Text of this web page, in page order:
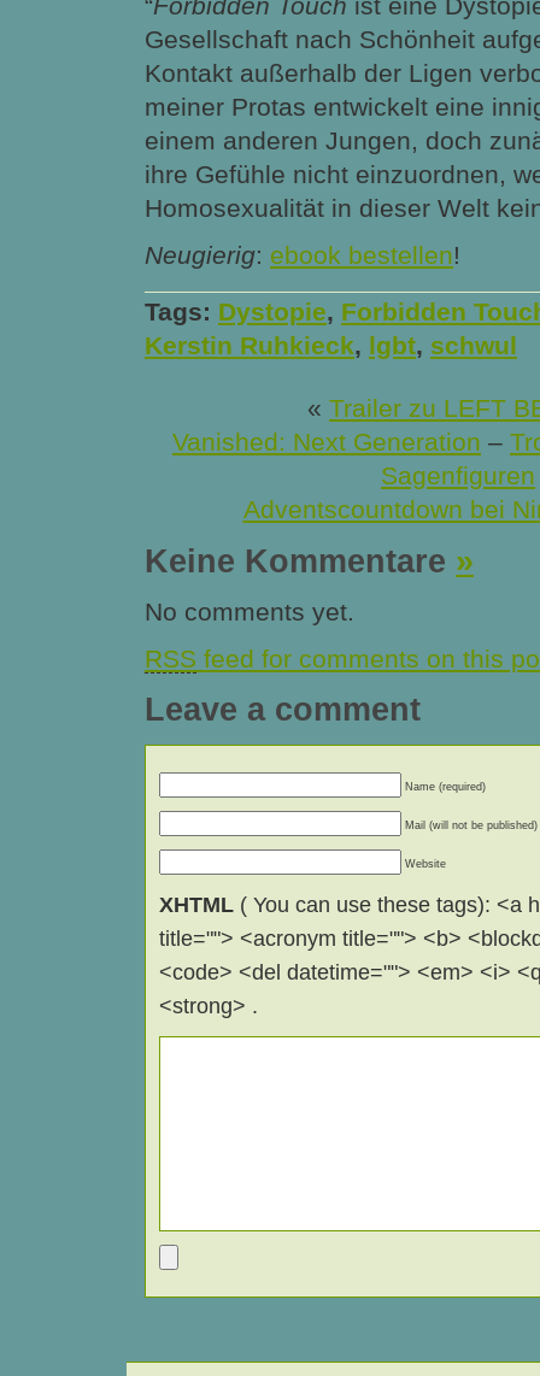
Gesellschaft nach Schönheit
Kontakt außerhalb der Ligen
meiner Protas entwickelt eine
einem anderen Jungen, doch
ihre Gefühle nicht einzuordnen,
Homosexualität in dieser Welt
Neugierig: ebook bestellen!
Tags: Dystopie, Forbidden
Kerstin Ruhkieck, lgbt, schwul
« Trailer zu LEFT
Vanished: Next Generation –
Sagenfiguren
Adventscountdown bei
Keine Kommentare »
No comments yet.
RSS feed for comments on this
Leave a comment
Name (required)
Mail (will not be published)
Website
XHTML ( You can use these tags): <a
title=""> <acronym title=""> <b>
<code> <del datetime=""> <em> <i>
<strong> .